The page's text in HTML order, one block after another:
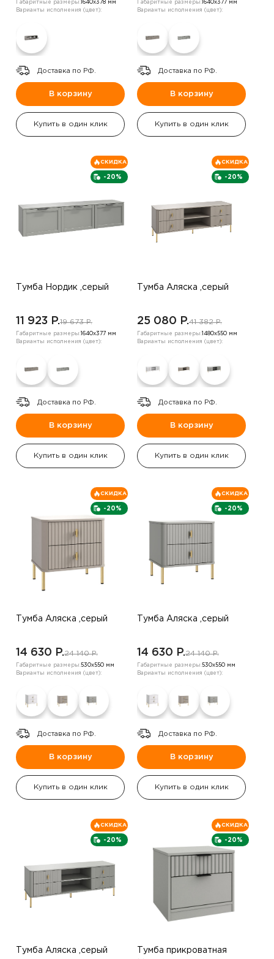
Габаритные размеры: 1640х378 мм
Варианты исполнения (цвет):
Доставка по РФ.
В корзину
Купить в один клик
Габаритные размеры: 1640х377 мм
Варианты исполнения (цвет):
Доставка по РФ.
В корзину
Купить в один клик
-20%
СКИДКА
Тумба Нордик ,серый
11 923 P.19 673 P.
Габаритные размеры: 1640х377 мм
Варианты исполнения (цвет):
Доставка по РФ.
В корзину
Купить в один клик
-20%
СКИДКА
Тумба Аляска ,серый
25 080 P.41 382 P.
Габаритные размеры: 1480х550 мм
Варианты исполнения (цвет):
Доставка по РФ.
В корзину
Купить в один клик
-20%
СКИДКА
Тумба Аляска ,серый
14 630 P.24 140 P.
Габаритные размеры:530х550 мм
Варианты исполнения (цвет):
Доставка по РФ.
В корзину
Купить в один клик
-20%
СКИДКА
Тумба Аляска ,серый
14 630 P.24 140 P.
Габаритные размеры:530х550 мм
Варианты исполнения (цвет):
Доставка по РФ.
В корзину
Купить в один клик
-20%
СКИДКА
Тумба Аляска ,серый
-20%
СКИДКА
Тумба прикроватная